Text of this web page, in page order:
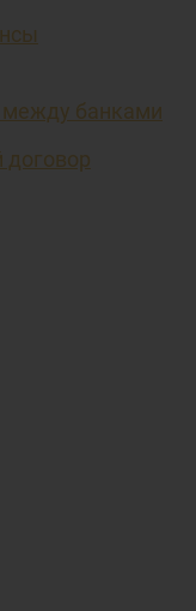
между банками
договор